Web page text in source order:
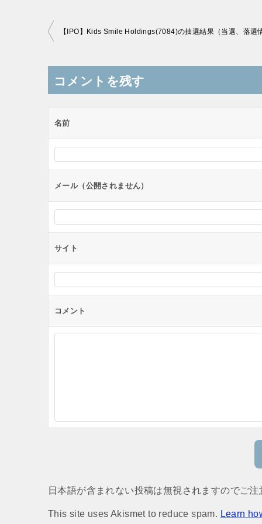
投
ナ
ビ
ー
ョ
ン
【IPO】Kids Smile Holdings(7084)の抽選結果（当選、落選
コメントを残す
名前
メール（公開されません）
サイト
コメント
日本語が含まれない投稿は無視されますのでご注
This site uses Akismet to reduce spam. Learn